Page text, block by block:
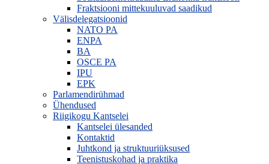
Fraktsiooni mittekuuluvad saadikud
Välisdelegatsioonid
NATO PA
ENPA
BA
OSCE PA
IPU
EPK
Parlamendirühmad
Ühendused
Riigikogu Kantselei
Kantselei ülesanded
Kontaktid
Juhtkond ja struktuuriüksused
Teenistuskohad ja praktika